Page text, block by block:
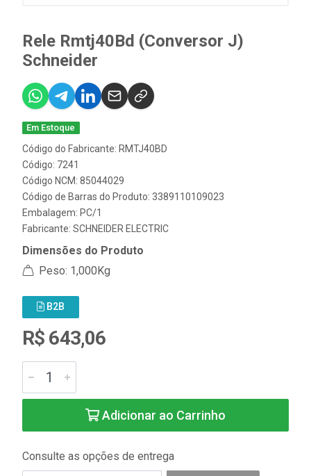
Rele Rmtj40Bd (Conversor J)
Schneider
Em Estoque
Código do Fabricante: RMTJ40BD
Código: 7241
Código NCM: 85044029
Código de Barras do Produto: 3389110109023
Embalagem: PC/1
Fabricante: SCHNEIDER ELECTRIC
Dimensões do Produto
Peso: 1,000Kg
B2B
R$ 643,06
Adicionar ao Carrinho
Consulte as opções de entrega